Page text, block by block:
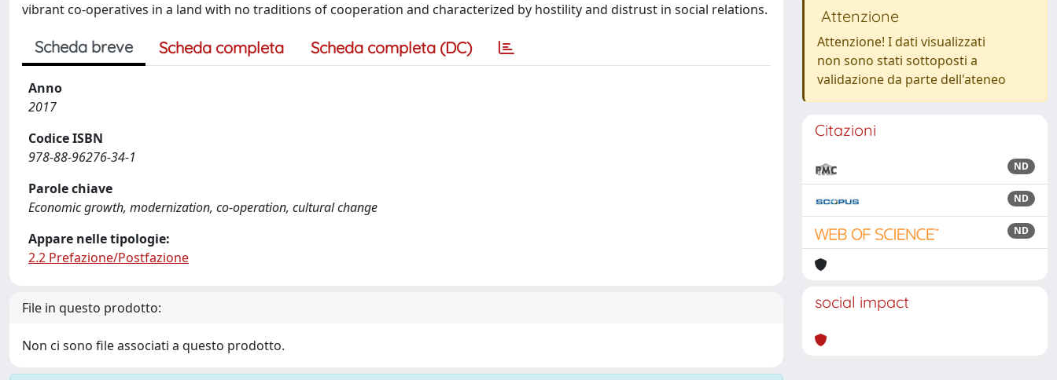
vibrant co-operatives in a land with no traditions of cooperation and characterized by hostility and distrust in social relations.
Scheda breve Scheda completa Scheda completa (DC)
Anno
2017
Codice ISBN
978-88-96276-34-1
Parole chiave
Economic growth, modernization, co-operation, cultural change
Appare nelle tipologie:
2.2 Prefazione/Postfazione
File in questo prodotto:
Non ci sono file associati a questo prodotto.
Attenzione
Attenzione! I dati visualizzati
non sono stati sottoposti a
validazione da parte dell'ateneo
Citazioni
ND
ND
ND
social impact